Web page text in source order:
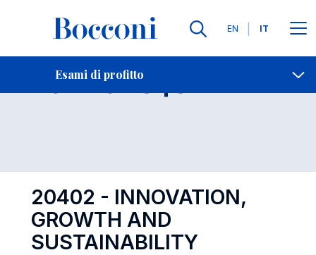
Lingue
EN IT
Esami di profitto
Contatti
Esame 20402 Open
20402 - INNOVATION,
GROWTH AND
SUSTAINABILITY